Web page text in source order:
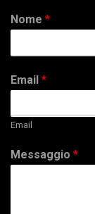
Nome *
Email *
Email
Messaggio *